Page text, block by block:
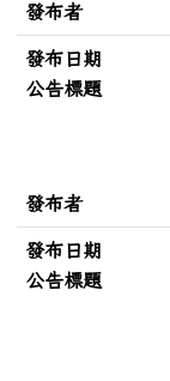
發布者
發布日期
公告標題
發布者
發布日期
公告標題